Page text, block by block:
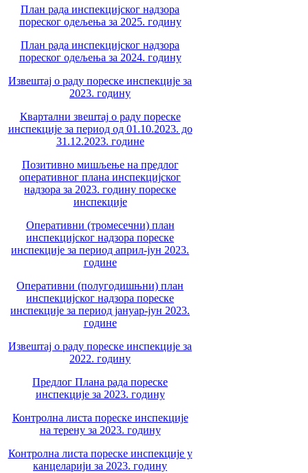
План рада инспекцијског надзора
пореског одељења за 2025. годину
План рада инспекцијског надзора
пореског одељења за 2024. годину
Извештај о раду пореске инспекције за
2023. годину
Квартални звештај о раду пореске
инспекције за период од 01.10.2023. до
31.12.2023. године
Позитивно мишљење на предлог
оперативног плана инспекцијског
надзора за 2023. годину пореске
инспекције
Оперативни (тромесечни) план
инспекцијског надзора пореске
инспекције за период април-јун 2023.
године
Оперативни (полугодишњни) план
инспекцијског надзора пореске
инспекције за период јануар-јун 2023.
године
Извештај о раду пореске инспекције за
2022. годину
Предлог Плана рада пореске
инспекције за 2023. годину
Контролна листа пореске инспекције
на терену за 2023. годину
Контролна листа пореске инспекције у
канцеларији за 2023. годину